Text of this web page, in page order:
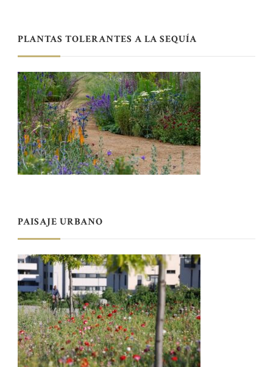
PLANTAS TOLERANTES A LA SEQUÍA
PAISAJE URBANO